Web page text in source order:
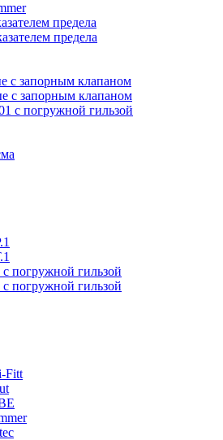
предела
предела
с запорным клапаном
с запорным клапаном
с погружной гильзой
погружной гильзой
погружной гильзой
Fitt